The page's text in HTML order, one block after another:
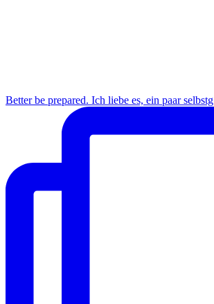
Better be prepared. Ich liebe es, ein paar selbstg